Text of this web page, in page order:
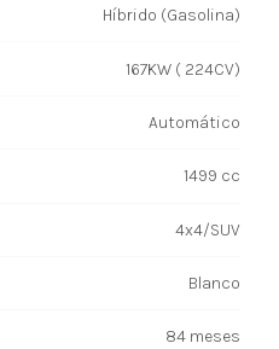
Híbrido (Gasolina)
167KW ( 224CV)
Automático
1499 cc
4x4/SUV
Blanco
84 meses